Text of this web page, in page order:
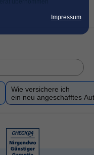
Impressum
Wie versichere ich
ein neu angeschafftes